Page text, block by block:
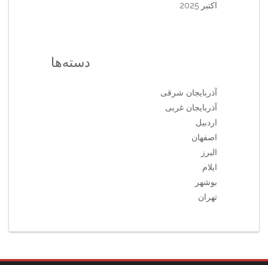
اکتبر 2025
دسته‌ها
آذربایجان شرقی
آذربایجان غربی
اردبیل
اصفهان
البرز
ایلام
بوشهر
تهران